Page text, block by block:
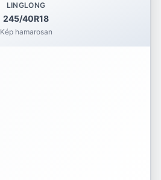
LINGLONG
245/40R18
Kép hamarosan